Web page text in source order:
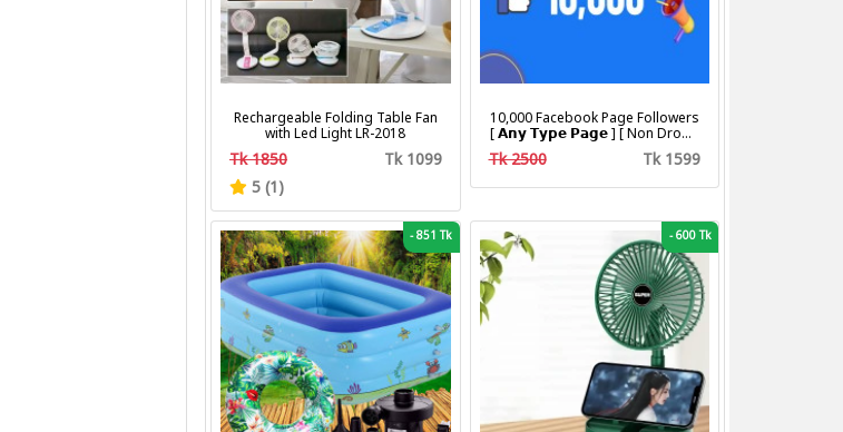
Rechargeable Folding Table Fan
with Led Light LR-2018
Tk 1850
Tk 1099
5 (1)
10,000 Facebook Page Followers
[ 𝗔𝗻𝘆 𝗧𝘆𝗽𝗲 𝗣𝗮𝗴𝗲 ] [ Non Drop ]
[ 10k-20k/Day ][ R30 ]
Tk 2500 Tk 1599
-851 Tk -600 Tk